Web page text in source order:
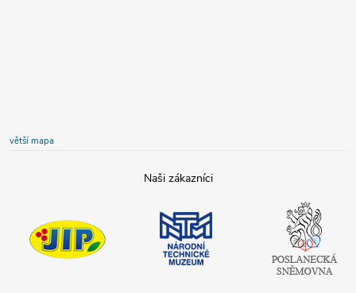
větší mapa
technické
muzeum
Poslanecká
sněmovna
České
republiky